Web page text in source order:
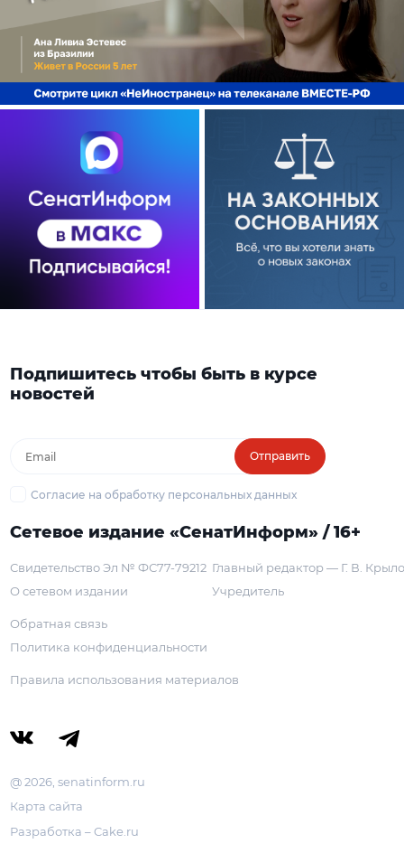
Подпишитесь чтобы быть в курсе
новостей
Отправить
Согласие на обработку персональных данных
Сетевое издание «СенатИнформ» / 16+
Свидетельство Эл № ФС77-79212
О сетевом издании
Главный редактор — Г. В.
Учредитель
Обратная связь
Политика конфиденциальности
Правила использования материалов
@ 2026, senatinform.ru
Карта сайта
Разработка – Cake.ru